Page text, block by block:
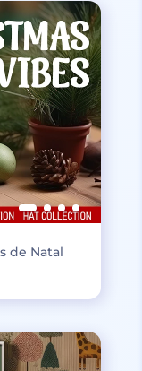
de Natal